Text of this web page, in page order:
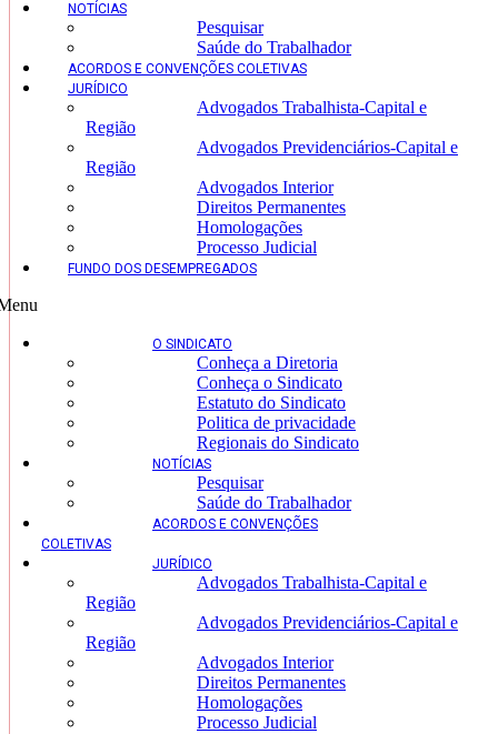
NOTÍCIAS
Pesquisar
Saúde do Trabalhador
ACORDOS E CONVENÇÕES COLETIVAS
JURÍDICO
Advogados Trabalhista-Capital e
Região
Advogados Previdenciários-Capital e
Região
Advogados Interior
Direitos Permanentes
Homologações
Processo Judicial
FUNDO DOS DESEMPREGADOS
O SINDICATO
Conheça a Diretoria
Conheça o Sindicato
Estatuto do Sindicato
Politica de privacidade
Regionais do Sindicato
NOTÍCIAS
Pesquisar
Saúde do Trabalhador
ACORDOS E CONVENÇÕES
COLETIVAS
JURÍDICO
Advogados Trabalhista-Capital e
Região
Advogados Previdenciários-Capital e
Região
Advogados Interior
Direitos Permanentes
Homologações
Processo Judicial